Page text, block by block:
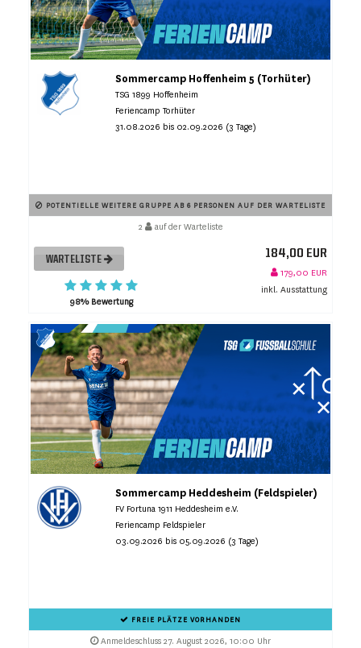
Sommercamp Hoffenheim 5 (Torhüter)
TSG 1899 Hoffenheim
Feriencamp Torhüter
31.08.2026 bis 02.09.2026 (3 Tage)
POTENTIELLE WEITERE GRUPPE AB 6 PERSONEN AUF DER WARTELISTE
2 auf der Warteliste
WARTELISTE
98% Bewertung
184,00 EUR
179,00 EUR
inkl. Ausstattung
Sommercamp Heddesheim (Feldspieler)
FV Fortuna 1911 Heddesheim e.V.
Feriencamp Feldspieler
03.09.2026 bis 05.09.2026 (3 Tage)
FREIE PLÄTZE VORHANDEN
Anmeldeschluss 27. August 2026, 10:00 Uhr